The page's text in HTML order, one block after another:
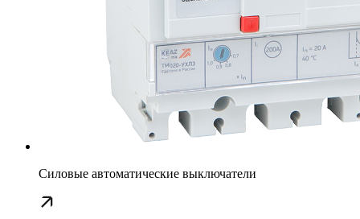
Силовые автоматические выключатели